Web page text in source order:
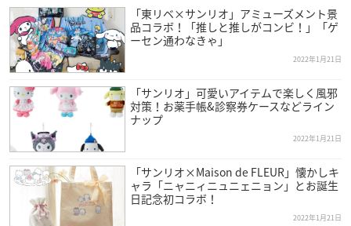
「東リベ×サンリオ」アミューズメント景
品コラボ！「推しと推しがコンビ！」「ゲ
ーセン通わなきゃ」
2022年1月21日
「サンリオ」可愛いアイテムで楽しく風邪
対策！お薬手帳&診察券ケースなどライン
ナップ
2022年1月21日
「サンリオ×Maison de FLEUR」懐かしキ
ャラ「ニャニィニュニェニョン」とお誕生
日記念初コラボ！
2022年1月21日